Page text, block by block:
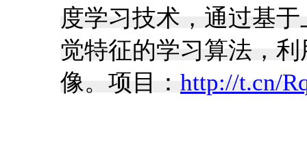
度学习技术，通过基
觉特征的学习算法，
像。项目： http://t.cn/